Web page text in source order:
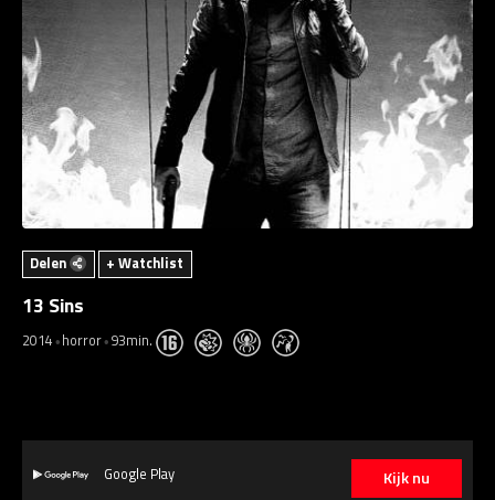
Delen + Watchlist
13 Sins
2014 horror 93min.
Kijk nu
Google Play